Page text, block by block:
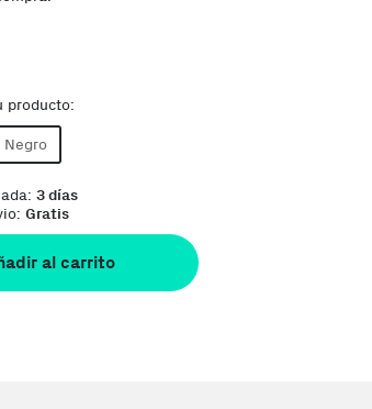
Te damos la oportunidad de
producto:
Negro
3 días
Gratis
al carrito